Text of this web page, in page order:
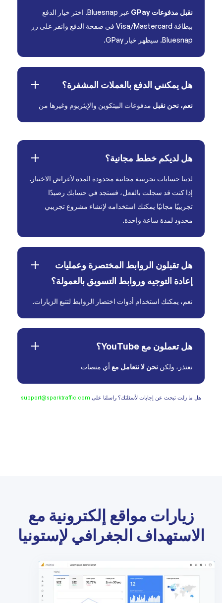
نقبل مدفوعات GPay
عبر Bluesnap. اختر خيار الدفع
ببطاقة Visa/Mastercard في صفحة الدفع وانقر على زر
Bluesnap. سيظهر خيار GPay.
هل يمكنني الدفع بالعملات المشفرة؟
نعم، نحن نقبل مدفوعات البيتكوين والإيثريوم وغيرها من
هل لديكم خطط مجانية؟
لدينا حسابات تجريبية مجانية محدودة المدة لأغراض الاختبار.
إذا كنت قد سجلت بالفعل، فستجد في حسابك رصيدًا
تجريبيًا مجانيًا يمكنك استخدامه لإنشاء مشروع تجريبي
محدود لمدة ساعة واحدة.
هل تقبلون الروابط المختصرة وعمليات
إعادة التوجيه وروابط التسويق بالعمولة؟
نعم، يمكنك استخدام أدوات اختصار الروابط لتتبع الزيارات.
هل تعملون مع YouTube؟
نعتذر، ولكن نحن لا نتعامل مع أي منصات
هل ما زلت تبحث عن إجابات لأسئلتك؟ راسلنا على support@sparktraffic.com
زيارات مواقع إلكترونية مع
الاستهداف الجغرافي لإستونيا